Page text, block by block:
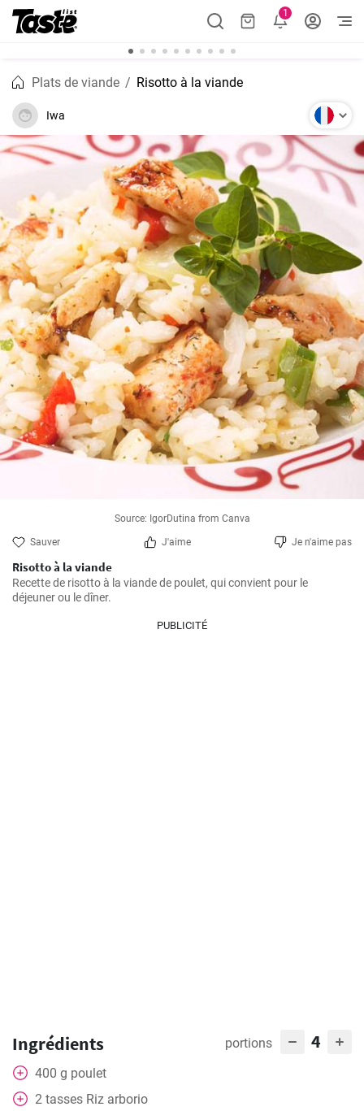
1
Plats de viande Risotto à la viande
Iwa
Source: IgorDutina from Canva
Sauver J'aime Je n'aime pas
Risotto à la viande
Recette de risotto à la viande de poulet, qui convient pour le
déjeuner ou le dîner.
PUBLICITÉ
Ingrédients portions 4
400 g poulet
2 tasses Riz arborio